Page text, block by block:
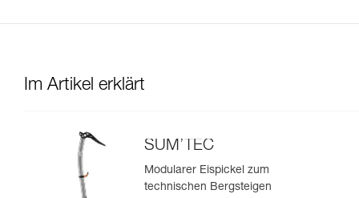
Im Artikel erklärt
SUM’TEC
Modularer Eispickel zum
technischen Bergsteigen